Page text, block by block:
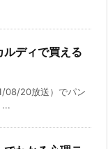
ルディで買える
08/20放送）でパン
...